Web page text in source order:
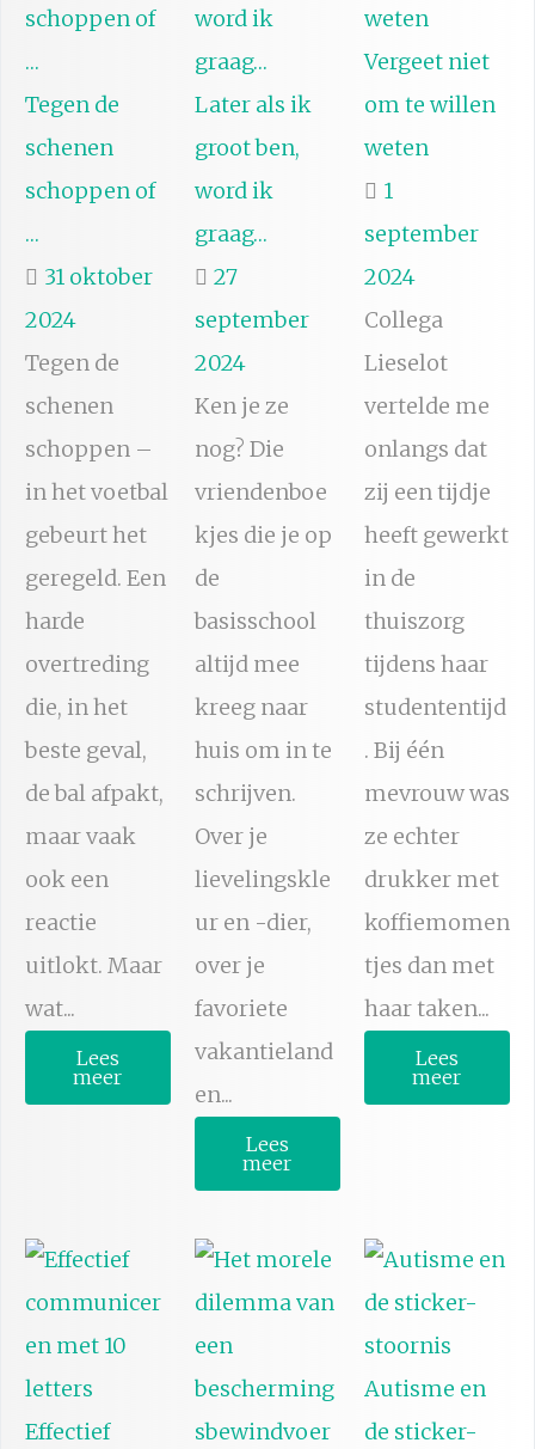
Tegen de
schenen
schoppen of
…
31 oktober
2024
Tegen de
schenen
schoppen –
in het voetbal
gebeurt het
geregeld. Een
harde
overtreding
die, in het
beste geval,
de bal afpakt,
maar vaak
ook een
reactie
uitlokt. Maar
wat...
Lees
meer
Later als ik
groot ben,
word ik
graag…
27
september
2024
Ken je ze
nog? Die
vriendenboe
kjes die je op
de
basisschool
altijd mee
kreeg naar
huis om in te
schrijven.
Over je
lievelingskle
ur en -dier,
over je
favoriete
vakantieland
en...
Lees
meer
Vergeet niet
om te willen
weten
1
september
2024
Collega
Lieselot
vertelde me
onlangs dat
zij een tijdje
heeft gewerkt
in de
thuiszorg
tijdens haar
studententijd
. Bij één
mevrouw was
ze echter
drukker met
koffiemomen
tjes dan met
haar taken...
Lees
meer
Effectief
Autisme en
de sticker-